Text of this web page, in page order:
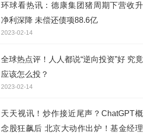
环球看热讯：德康集团猪周期下营收升
净利深降 未偿还债项88.6亿
2023-02-14
全球热点评！人人都说“逆向投资”好 究竟
应该怎么投？
2023-02-14
天天视讯！炒作接近尾声？ChatGPT概
念股狂飙后 北京大动作出炉！基金经理